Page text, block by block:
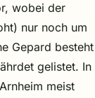
wobei der
nur noch um
Gepard besteht
gelistet. In
meist